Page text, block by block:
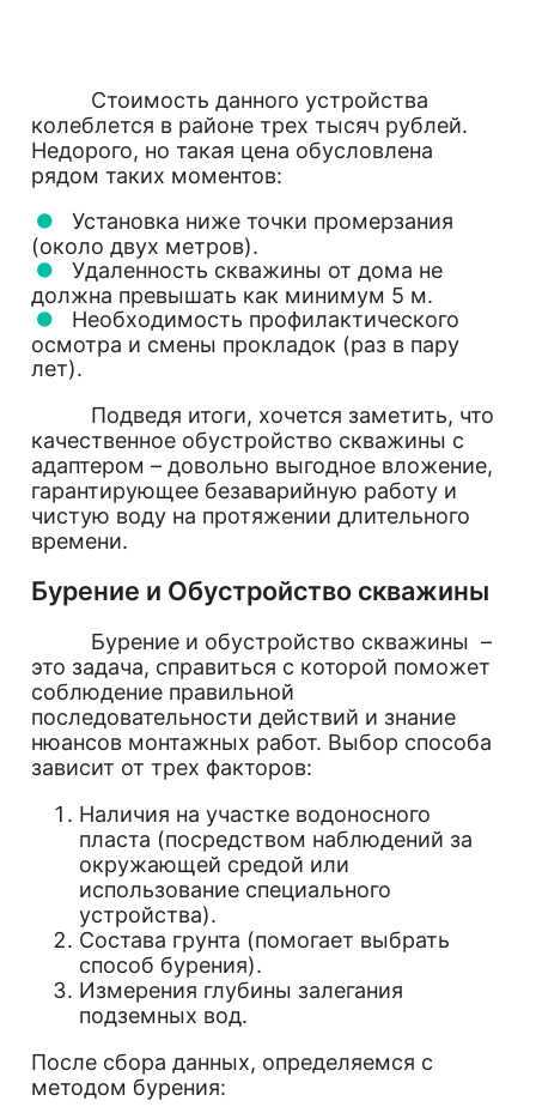
Стоимость данного устройства
колеблется в районе трех тысяч рублей.
Недорого, но такая цена обусловлена
рядом таких моментов:
Установка ниже точки промерзания
(около двух метров).
Удаленность скважины от дома не
должна превышать как минимум 5 м.
Необходимость профилактического
осмотра и смены прокладок (раз в пару
лет).
Подведя итоги, хочется заметить, что
качественное обустройство скважины с
адаптером – довольно выгодное вложение,
гарантирующее безаварийную работу и
чистую воду на протяжении длительного
времени.
Бурение и Обустройство скважины
Бурение и обустройство скважины –
это задача, справиться с которой поможет
соблюдение правильной
последовательности действий и знание
нюансов монтажных работ. Выбор способа
зависит от трех факторов:
Наличия на участке водоносного
пласта (посредством наблюдений за
окружающей средой или
использование специального
устройства).
Состава грунта (помогает выбрать
способ бурения).
Измерения глубины залегания
подземных вод.
После сбора данных, определяемся с
методом бурения: